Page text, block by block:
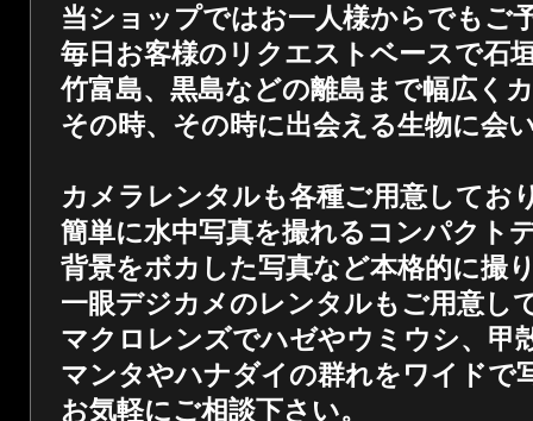
当ショップではお一人様からでもご
毎日お客様のリクエストベースで石
竹富島、黒島などの離島まで幅広く
その時、その時に出会える生物に会
カメラレンタルも各種ご用意してお
簡単に水中写真を撮れるコンパクト
背景をボカした写真など本格的に撮
一眼デジカメのレンタルもご用意し
マクロレンズでハゼやウミウシ、甲
マンタやハナダイの群れをワイドで
お気軽にご相談下さい。